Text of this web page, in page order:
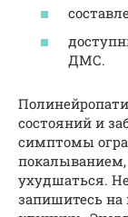
ДМС.
состояний и
симптомы
покалыванием,
ухудшаться.
запишитесь на